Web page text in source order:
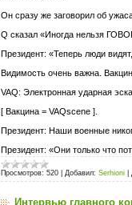
Он сразу же заговорил об
Q сказал «Иногда нельзя
Президент: «Теперь люди
Видимость очень важна.
VAQ: Электронная ударная
[ Вакцина = VAQscene ].
Президент: Наши военные
Президент: «Они только что
Просмотров: 520 Добавил: Serhioni
Интервью главного